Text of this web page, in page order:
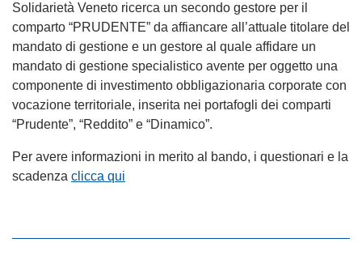
Solidarietà Veneto ricerca un secondo gestore per il
comparto “PRUDENTE” da affiancare all’attuale titolare del
mandato di gestione e un gestore al quale affidare un
mandato di gestione specialistico avente per oggetto una
componente di investimento obbligazionaria corporate con
vocazione territoriale, inserita nei portafogli dei comparti
“Prudente”, “Reddito” e “Dinamico”.
Per avere informazioni in merito al bando, i questionari e la
scadenza clicca qui